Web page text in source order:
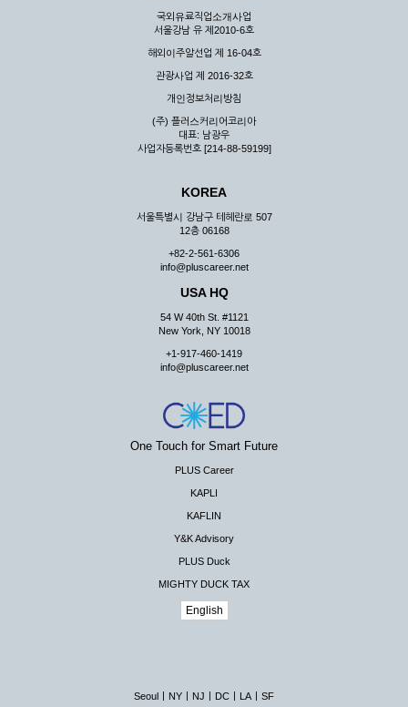
국외유료직업소개사업
서울강남 유 제2010-6호
해외이주알선업 제 16-04호
관광사업 제 2016-32호
개인정보처리방침
(주) 플러스커리어코리아
대표: 남광우
사업자등록번호 [214-88-59199]
KOREA
서울특별시 강남구 테헤란로 507
12층 06168
+82-2-561-6306
info@pluscareer.net
USA HQ
54 W 40th St. #1121
New York, NY 10018
+1-917-460-1419
info@pluscareer.net
One Touch for Smart Future
PLUS Career
KAPLI
KAFLIN
Y&K Advisory
PLUS Duck
MIGHTY DUCK TAX
English
Seoul NY NJ DC LA SF